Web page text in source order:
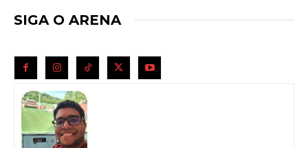
SIGA O ARENA